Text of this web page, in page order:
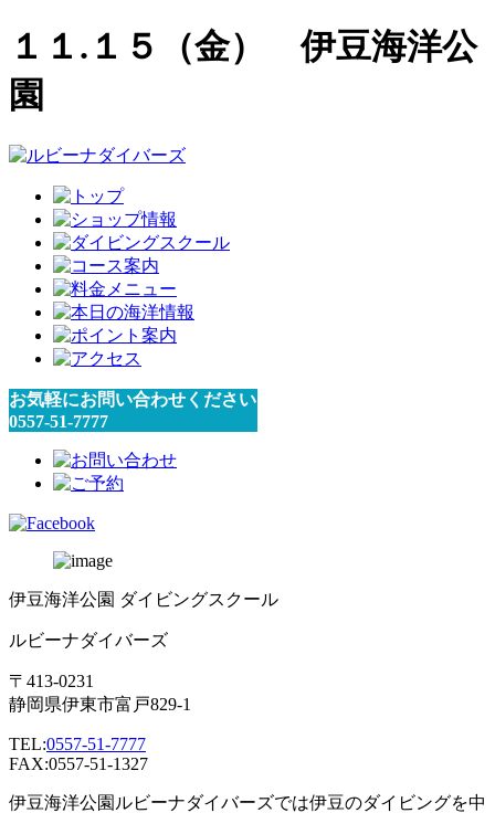
１１.１５（金） 伊豆海洋公
園
お気軽にお問い合わせください
0557-51-7777
伊豆海洋公園 ダイビングスクール
ルビーナダイバーズ
〒413-0231
静岡県伊東市富戸829-1
TEL:0557-51-7777
FAX:0557-51-1327
伊豆海洋公園ルビーナダイバーズでは伊豆のダイビングを中